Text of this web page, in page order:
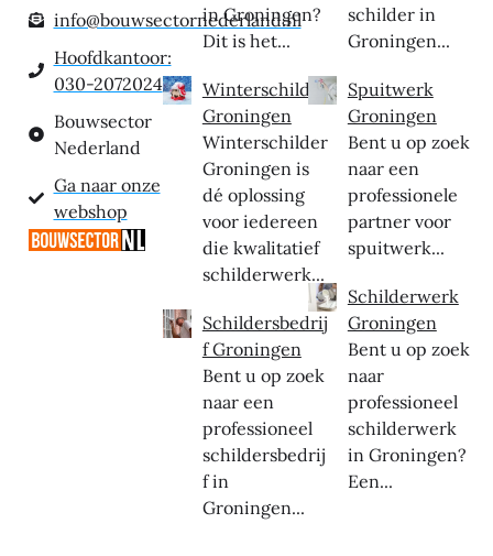
info@bouwsectornederland.nl
Hoofdkantoor:
030-2072024
Bouwsector
Nederland
Ga naar onze
webshop
in Groningen?
Dit is het...
Winterschilder
Groningen
Winterschilder
Groningen is
dé oplossing
voor iedereen
die kwalitatief
schilderwerk...
Schildersbedrij
f Groningen
Bent u op zoek
naar een
professioneel
schildersbedrij
f in
Groningen...
schilder in
Groningen...
Spuitwerk
Groningen
Bent u op zoek
naar een
professionele
partner voor
spuitwerk...
Schilderwerk
Groningen
Bent u op zoek
naar
professioneel
schilderwerk
in Groningen?
Een...